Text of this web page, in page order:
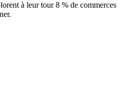
à leur tour 8 % de commerces